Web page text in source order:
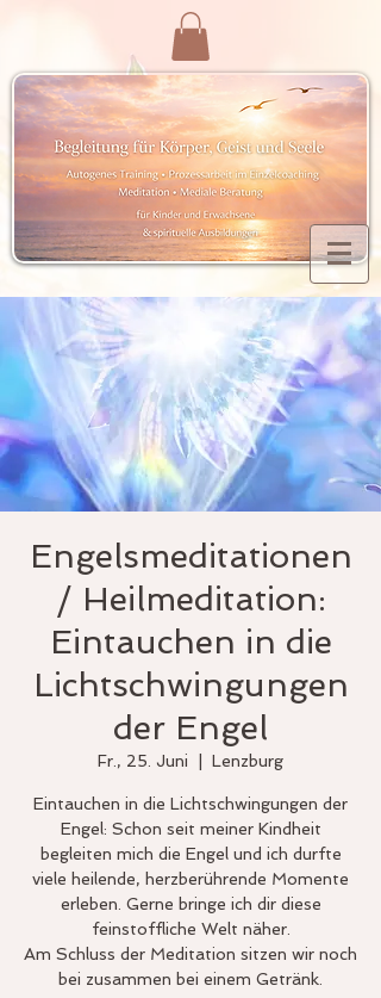
Engelsmeditationen
/ Heilmeditation:
Eintauchen in die
Lichtschwingungen
der Engel
Fr., 25. Juni Lenzburg
Eintauchen in die Lichtschwingungen der
Engel: Schon seit meiner Kindheit
begleiten mich die Engel und ich durfte
viele heilende, herzberührende Momente
erleben. Gerne bringe ich dir diese
feinstoffliche Welt näher.
Am Schluss der Meditation sitzen wir noch
bei zusammen bei einem Getränk.